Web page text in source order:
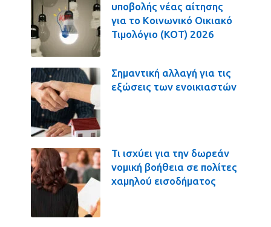
υποβολής νέας αίτησης
για το Κοινωνικό Οικιακό
Τιμολόγιο (ΚΟΤ) 2026
Σημαντική αλλαγή για τις
εξώσεις των ενοικιαστών
Τι ισχύει για την δωρεάν
νομική βοήθεια σε πολίτες
χαμηλού εισοδήματος